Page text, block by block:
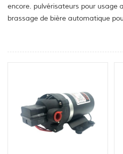
encore. pulvérisateurs pour usage
brassage de bière automatique